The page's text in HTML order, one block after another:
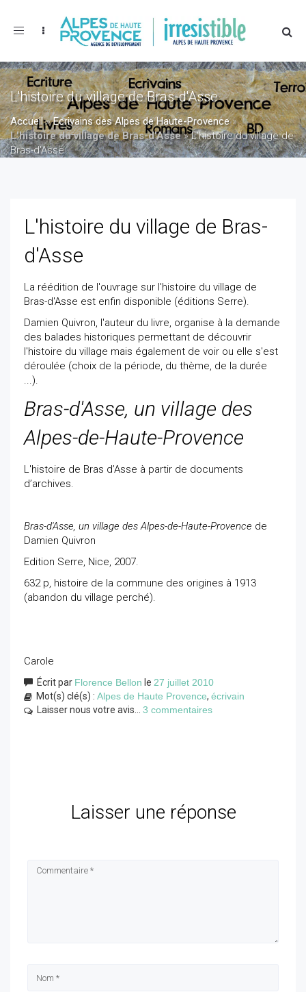
Toggle
L'histoire du village de Bras-d'Asse
Accueil»Ecrivains des Alpes de Haute-Provence»
L'histoire du village de Bras-d'Asse»L'histoire du village de
Bras-d'Asse
L'histoire du village de Bras-
d'Asse
La réédition de l'ouvrage sur l'histoire du village de
Bras-d'Asse est enfin disponible (éditions Serre).
Damien Quivron, l'auteur du livre, organise à la demande
des balades historiques permettant de découvrir
l'histoire du village mais également de voir ou elle s'est
déroulée (choix de la période, du thème, de la durée
...).
Bras-d'Asse, un village des
Alpes-de-Haute-Provence
L'histoire de Bras d’Asse à partir de documents
d’archives.
Bras-d'Asse, un village des Alpes-de-Haute-Provence de
Damien Quivron
Edition Serre, Nice, 2007.
632 p, histoire de la commune des origines à 1913
(abandon du village perché).
Carole
Écrit par Florence Bellon le 27 juillet 2010
Mot(s) clé(s) : Alpes de Haute Provence, écrivain
Laisser nous votre avis... 3 commentaires
Laisser une réponse